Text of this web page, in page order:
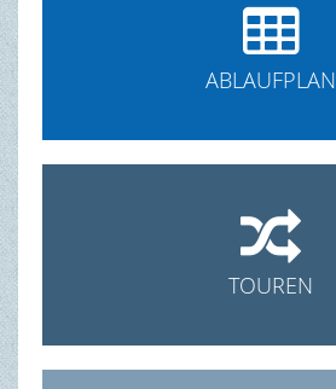

ABLAUFPLAN

TOUREN